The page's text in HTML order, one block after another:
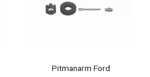
Pitmanarm Ford